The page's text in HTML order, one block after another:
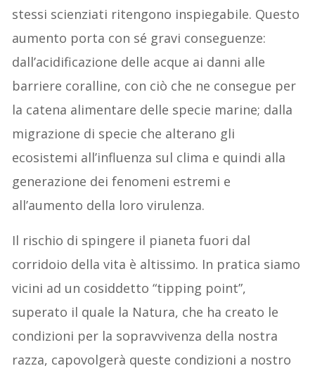
stessi scienziati ritengono inspiegabile. Questo
aumento porta con sé gravi conseguenze:
dall’acidificazione delle acque ai danni alle
barriere coralline, con ciò che ne consegue per
la catena alimentare delle specie marine; dalla
migrazione di specie che alterano gli
ecosistemi all’influenza sul clima e quindi alla
generazione dei fenomeni estremi e
all’aumento della loro virulenza.
Il rischio di spingere il pianeta fuori dal
corridoio della vita è altissimo. In pratica siamo
vicini ad un cosiddetto “tipping point”,
superato il quale la Natura, che ha creato le
condizioni per la sopravvivenza della nostra
razza, capovolgerà queste condizioni a nostro